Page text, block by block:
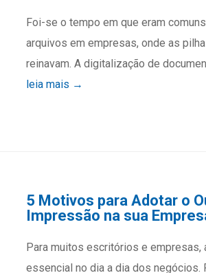
Foi-se o tempo em que eram
arquivos em empresas, onde as
reinavam. A digitalização de
leia mais →
5 Motivos para Adotar o
Impressão na sua
Para muitos escritórios e empresas,
essencial no dia a dia dos